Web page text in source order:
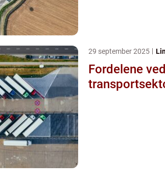
29 september 2025
Fordelene